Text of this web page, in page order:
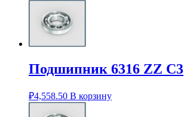
Подшипник 6316 ZZ C3
₽4,558.50 В корзину